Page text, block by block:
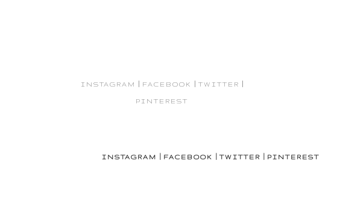
INSTAGRAM | FACEBOOK | TWITTER |
PINTEREST
INSTAGRAM | FACEBOOK |TWITTER | PINTEREST